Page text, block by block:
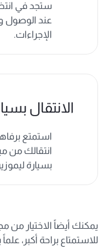
ستجد في
عند الوصول
الإجراءات.
الانتقال
استمتع
انتقالك من
بسيارة
يمكنك أيضاً الاختيار من
للاستمتاع براحة أكبر،